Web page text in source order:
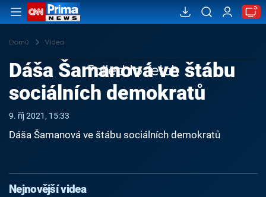
Domů Videa
Failed to fetch
Dáša Šamanová ve štábu
sociálních demokratů
9. říj 2021, 15:33
Dáša Šamanová ve štábu sociálních demokratů
Nejnovější videa